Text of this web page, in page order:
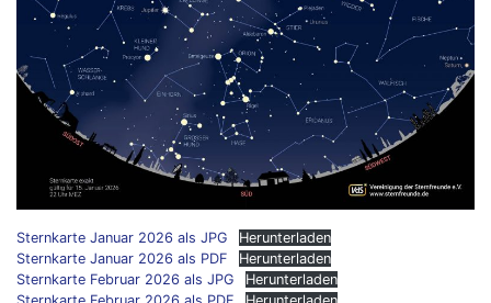
Sternkarte Januar 2026 als JPG
Herunterladen
Sternkarte Januar 2026 als PDF
Herunterladen
Sternkarte Februar 2026 als JPG
Herunterladen